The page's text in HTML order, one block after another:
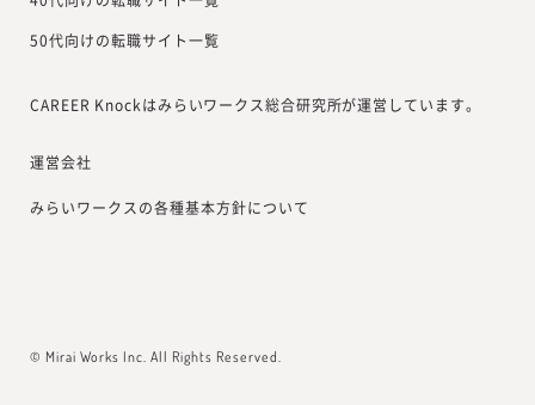
50代向けの転職サイト一覧
CAREER Knockはみらいワークス総合研究所が運営しています。
運営会社
みらいワークスの各種基本方針について
© Mirai Works Inc. All Rights Reserved.